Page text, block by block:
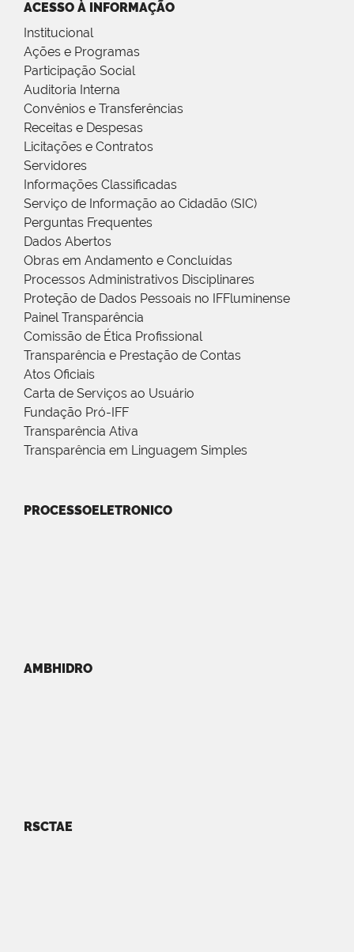
ACESSO À INFORMAÇÃO
Institucional
Ações e Programas
Participação Social
Auditoria Interna
Convênios e Transferências
Receitas e Despesas
Licitações e Contratos
Servidores
Informações Classificadas
Serviço de Informação ao Cidadão (SIC)
Perguntas Frequentes
Dados Abertos
Obras em Andamento e Concluídas
Processos Administrativos Disciplinares
Proteção de Dados Pessoais no IFFluminense
Painel Transparência
Comissão de Ética Profissional
Transparência e Prestação de Contas
Atos Oficiais
Carta de Serviços ao Usuário
Fundação Pró-IFF
Transparência Ativa
Transparência em Linguagem Simples
PROCESSOELETRONICO
AMBHIDRO
RSCTAE